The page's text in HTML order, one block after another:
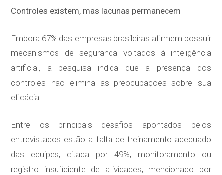
Controles existem, mas lacunas permanecem
Embora 67% das empresas brasileiras afirmem possuir
mecanismos de segurança voltados à inteligência
artificial, a pesquisa indica que a presença dos
controles não elimina as preocupações sobre sua
eficácia.
Entre os principais desafios apontados pelos
entrevistados estão a falta de treinamento adequado
das equipes, citada por 49%, monitoramento ou
registro insuficiente de atividades, mencionado por